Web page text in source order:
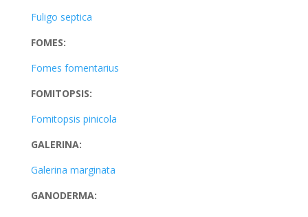
Fuligo septica
FOMES:
Fomes fomentarius
FOMITOPSIS:
Fomitopsis pinicola
GALERINA:
Galerina marginata
GANODERMA: